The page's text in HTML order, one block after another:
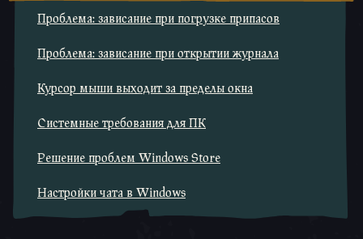
Проблема: зависание при погрузке припасов
Проблема: зависание при открытии журнала
Курсор мыши выходит за пределы окна
Системные требования для ПК
Решение проблем Windows Store
Настройки чата в Windows